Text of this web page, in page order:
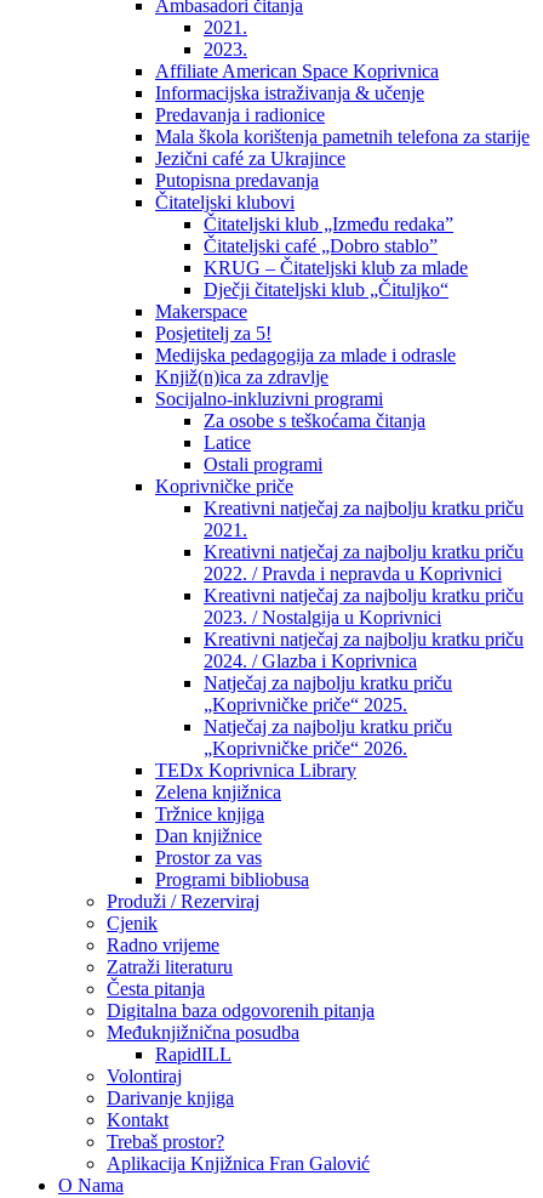
Ambasadori čitanja
2021.
2023.
Affiliate American Space Koprivnica
Informacijska istraživanja & učenje
Predavanja i radionice
Mala škola korištenja pametnih telefona za starije
Jezični café za Ukrajince
Putopisna predavanja
Čitateljski klubovi
Čitateljski klub „Između redaka”
Čitateljski café „Dobro stablo”
KRUG – Čitateljski klub za mlade
Dječji čitateljski klub „Čituljko“
Makerspace
Posjetitelj za 5!
Medijska pedagogija za mlade i odrasle
Knjiž(n)ica za zdravlje
Socijalno-inkluzivni programi
Za osobe s teškoćama čitanja
Latice
Ostali programi
Koprivničke priče
Kreativni natječaj za najbolju kratku priču
2021.
Kreativni natječaj za najbolju kratku priču
2022. / Pravda i nepravda u Koprivnici
Kreativni natječaj za najbolju kratku priču
2023. / Nostalgija u Koprivnici
Kreativni natječaj za najbolju kratku priču
2024. / Glazba i Koprivnica
Natječaj za najbolju kratku priču
„Koprivničke priče“ 2025.
Natječaj za najbolju kratku priču
„Koprivničke priče“ 2026.
TEDx Koprivnica Library
Zelena knjižnica
Tržnice knjiga
Dan knjižnice
Prostor za vas
Programi bibliobusa
Produži / Rezerviraj
Cjenik
Radno vrijeme
Zatraži literaturu
Česta pitanja
Digitalna baza odgovorenih pitanja
Međuknjižnična posudba
RapidILL
Volontiraj
Darivanje knjiga
Kontakt
Trebaš prostor?
Aplikacija Knjižnica Fran Galović
O Nama